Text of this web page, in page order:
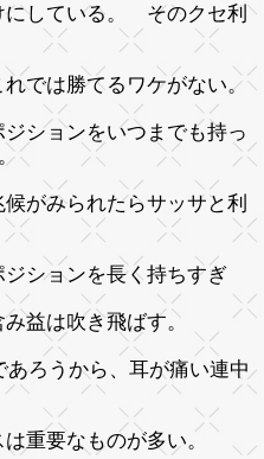
にしている。 そのクセ利
では勝てるワケがない。
ションをいつまでも持っ
がみられたらサッサと利
ションを長く持ちすぎ
益は吹き飛ばす。
ろうから、耳が痛い連中
重要なものが多い。